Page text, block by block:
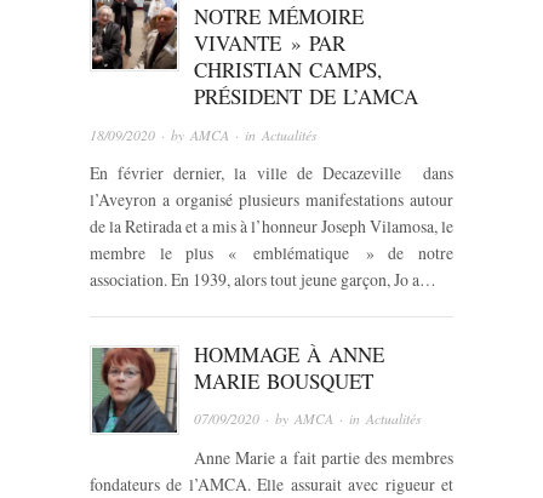
NOTRE MÉMOIRE
VIVANTE » PAR
CHRISTIAN CAMPS,
PRÉSIDENT DE L’AMCA
18/09/2020 · by AMCA · in Actualités
En février dernier, la ville de Decazeville dans
l’Aveyron a organisé plusieurs manifestations autour
de la Retirada et a mis à l’honneur Joseph Vilamosa, le
membre le plus « emblématique » de notre
association. En 1939, alors tout jeune garçon, Jo a…
HOMMAGE À ANNE
MARIE BOUSQUET
07/09/2020 · byAMCA · inActualités
Anne Marie a fait partie des membres
fondateurs de l’AMCA. Elle assurait avec rigueur et